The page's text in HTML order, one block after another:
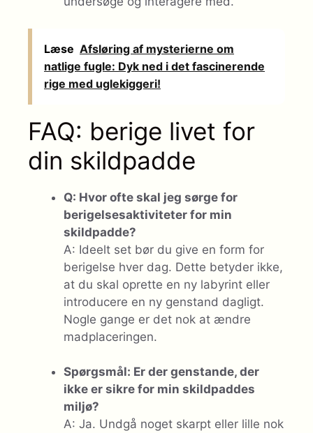
Læse Afsløring af mysterierne om
natlige fugle: Dyk ned i det fascinerende
rige med uglekiggeri!
FAQ: berige livet for
din skildpadde
Q: Hvor ofte skal jeg sørge for
berigelsesaktiviteter for min
skildpadde?
A: Ideelt set bør du give en form for
berigelse hver dag. Dette betyder ikke,
at du skal oprette en ny labyrint eller
introducere en ny genstand dagligt.
Nogle gange er det nok at ændre
madplaceringen.
Spørgsmål: Er der genstande, der
ikke er sikre for min skildpaddes
miljø?
A: Ja. Undgå noget skarpt eller lille nok